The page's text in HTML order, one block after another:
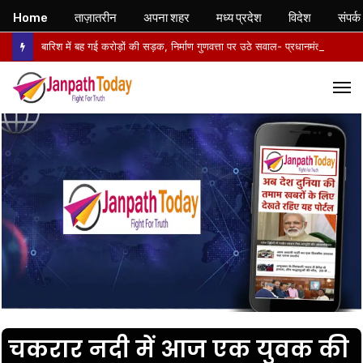
चकरार नदी में आज एक युवक की
Home ताज़ातरीन अपना शहर मध्य प्रदेश विदेश संपर्क